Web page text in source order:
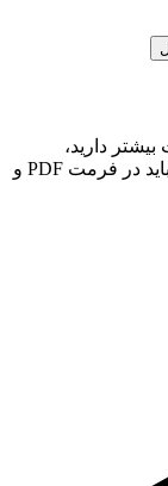
دارید،
میتوانید از این قسمت آپلود نمایید. فایل رزومه باید در فرمت PDF و